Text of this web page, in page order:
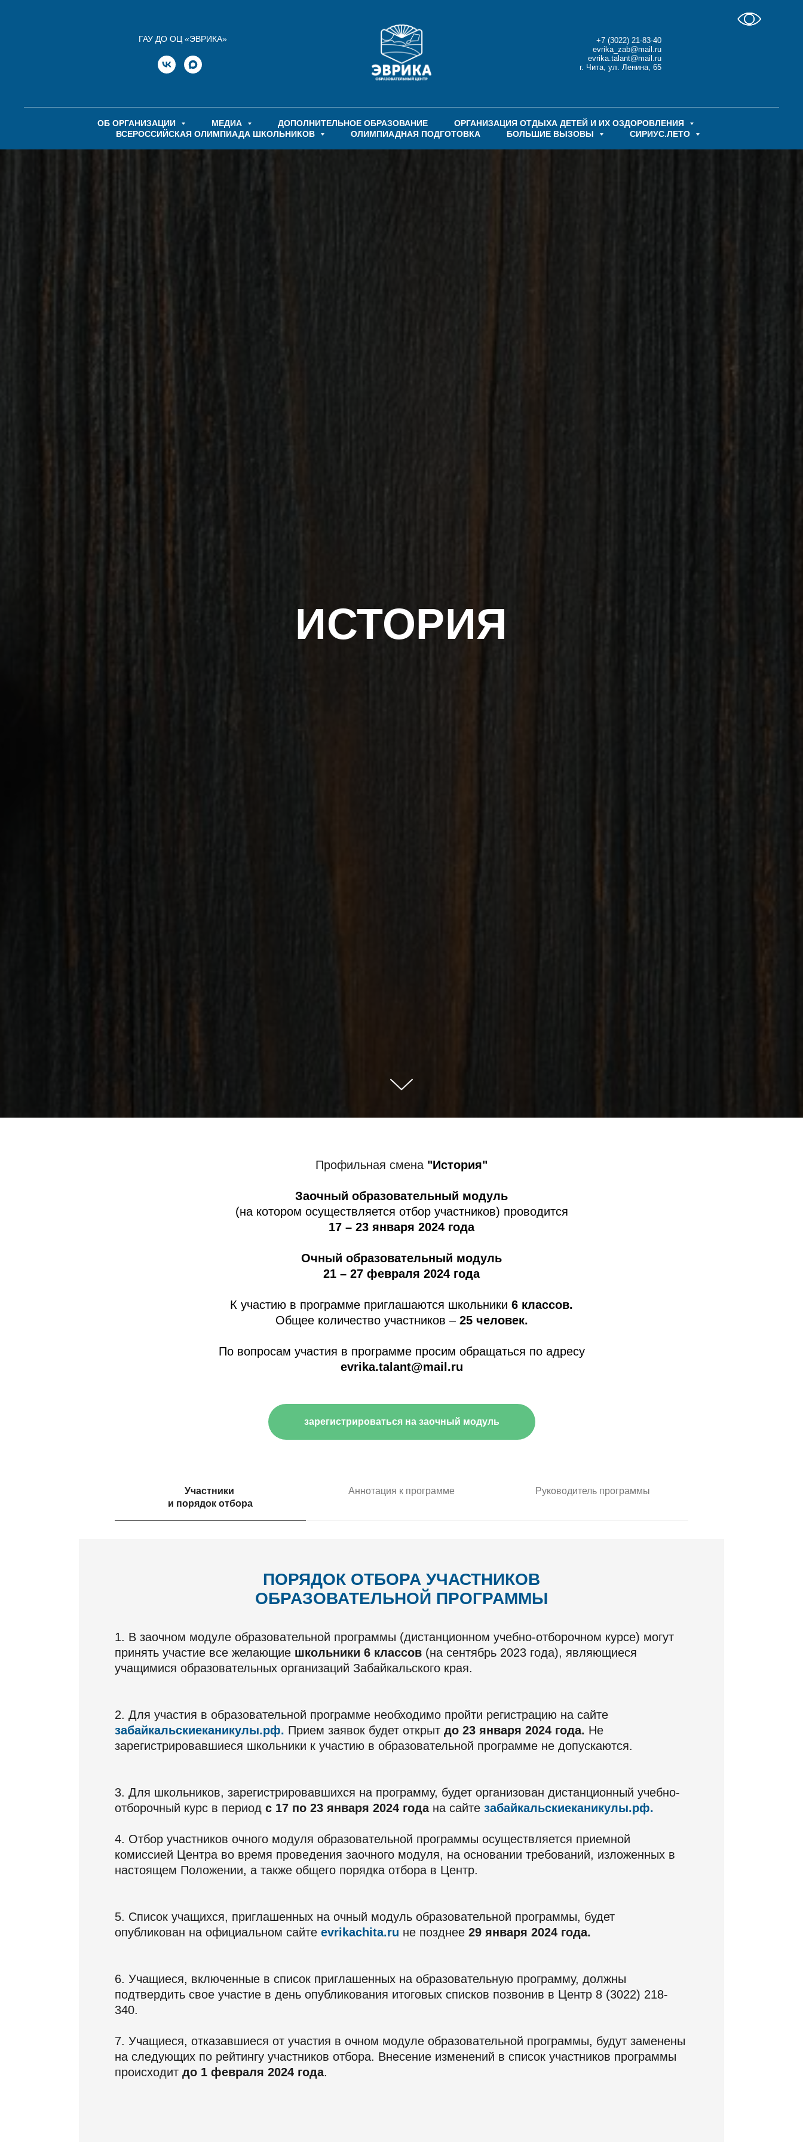
ГАУ ДО ОЦ «ЭВРИКА»
+7 (3022) 21-83-40
evrika_zab@mail.ru
evrika.talant@mail.ru
г. Чита, ул. Ленина, 65
ОБ ОРГАНИЗАЦИИ МЕДИА ДОПОЛНИТЕЛЬНОЕ ОБРАЗОВАНИЕ
ОРГАНИЗАЦИЯ ОТДЫХА ДЕТЕЙ И ИХ ОЗДОРОВЛЕНИЯ
ВСЕРОССИЙСКАЯ ОЛИМПИАДА ШКОЛЬНИКОВ
ОЛИМПИАДНАЯ ПОДГОТОВКА БОЛЬШИЕ ВЫЗОВЫ СИРИУС.ЛЕТО
ИСТОРИЯ
Профильная смена "История"
Заочный образовательный модуль
(на котором осуществляется отбор участников) проводится
17 – 23 января 2024 года
Очный образовательный модуль
21 – 27 февраля 2024 года
К участию в программе приглашаются школьники 6 классов.
Общее количество участников – 25 человек.
По вопросам участия в программе просим обращаться по адресу
evrika.talant@mail.ru
зарегистрироваться на заочный модуль
Участники
и порядок отбора
Аннотация к программе Руководитель программы
ПОРЯДОК ОТБОРА УЧАСТНИКОВ
ОБРАЗОВАТЕЛЬНОЙ ПРОГРАММЫ
1. В заочном модуле образовательной программы (дистанционном учебно-отборочном курсе) могут
принять участие все желающие школьники 6 классов (на сентябрь 2023 года), являющиеся
учащимися образовательных организаций Забайкальского края.
2. Для участия в образовательной программе необходимо пройти регистрацию на сайте
забайкальскиеканикулы.рф. Прием заявок будет открыт до 23 января 2024 года. Не
зарегистрировавшиеся школьники к участию в образовательной программе не допускаются.
3. Для школьников, зарегистрировавшихся на программу, будет организован дистанционный учебно-
отборочный курс в период с 17 по 23 января 2024 годана сайте забайкальскиеканикулы.рф.
4. Отбор участников очного модуля образовательной программы осуществляется приемной
комиссией Центра во время проведения заочного модуля, на основании требований, изложенных в
настоящем Положении, а также общего порядка отбора в Центр.
5. Список учащихся, приглашенных на очный модуль образовательной программы, будет
опубликован на официальном сайте evrikachita.ru не позднее 29 января 2024 года.
6. Учащиеся, включенные в список приглашенных на образовательную программу, должны
подтвердить свое участие в день опубликования итоговых списков позвонив в Центр 8 (3022) 218-
340.
7. Учащиеся, отказавшиеся от участия в очном модуле образовательной программы, будут заменены
на следующих по рейтингу участников отбора. Внесение изменений в список участников программы
происходит до 1 февраля 2024 года.